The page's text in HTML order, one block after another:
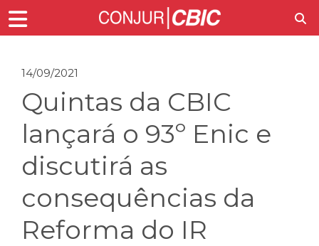
14/09/2021
Quintas da CBIC
lançará o 93º Enic e
discutirá as
consequências da
Reforma do IR